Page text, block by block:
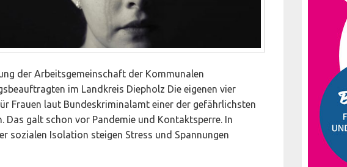
der Arbeitsgemeinschaft der Kommunalen
im Landkreis Diepholz Die eigenen vier
Frauen laut Bundeskriminalamt einer der gefährlichsten
Das galt schon vor Pandemie und Kontaktsperre. In
sozialen Isolation steigen Stress und Spannungen
Zuhause – Unterstützungsangebote bei häuslicher Gewalt in Zeiten von